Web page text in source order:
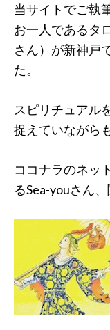
当サイトでご執
お一人であるタ
さん）が新神戸
た。
スピリチュアル
捉えていながら
ココナラのネッ
るSea-youさん